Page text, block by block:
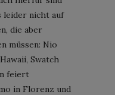
leider nicht auf
die aber
müssen: Nio
Swatch
feiert
in Florenz und